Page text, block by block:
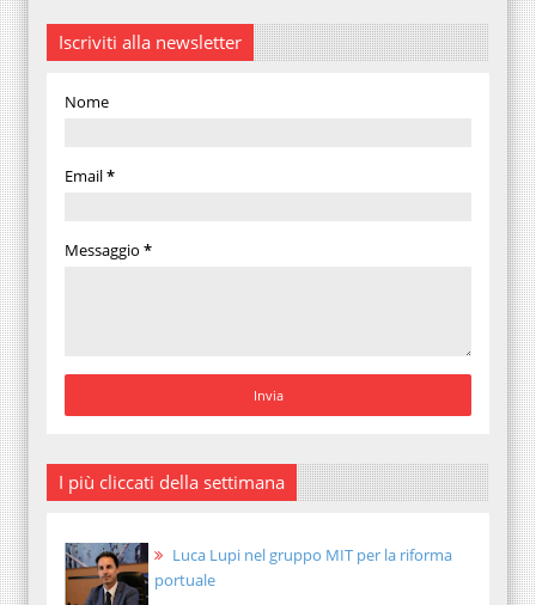
Iscriviti alla newsletter
Nome
Email*
Messaggio *
I più cliccati della settimana
Luca Lupi nel gruppo MIT per la riforma
portuale